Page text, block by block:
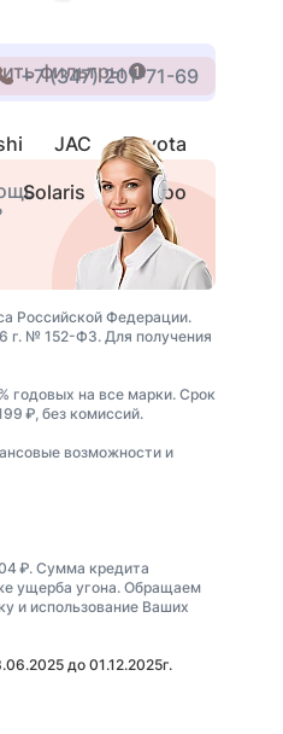
фильтры 1
+7 (347) 201-71-69
JAC
Toyota
Solaris
Jaecoo
Российской Федерации.
г. № 152-ФЗ. Для получения
годовых на все марки. Срок
₽, без комиссий.
возможности и
₽. Сумма кредита
ущерба угона. Обращаем
и использование Ваших
до 01.12.2025г.